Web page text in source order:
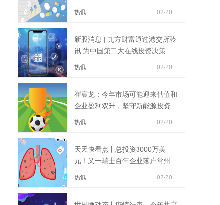
热讯 02-20
新股消息 | 九方财富通过港交所聆
讯 为中国第二大在线投资决策解
热讯 02-20
崔宸龙：今年市场可能迎来估值和
企业盈利双升，坚守新能源投资三
热讯 02-20
天天快看点丨总投资3000万美
元！又一瑞士百年企业落户常州国
热讯 02-20